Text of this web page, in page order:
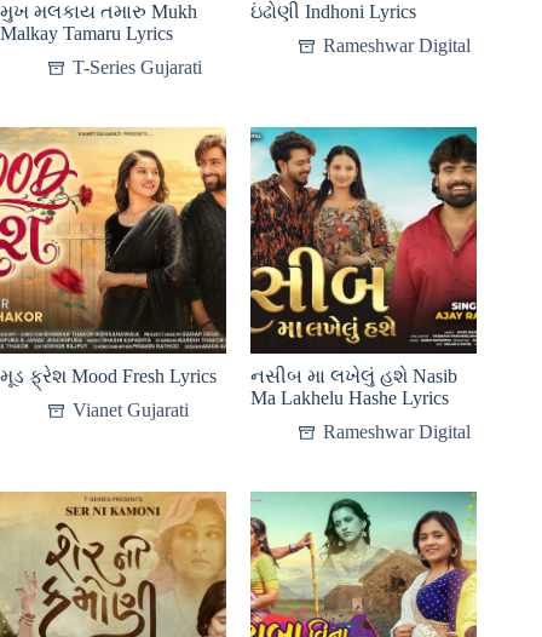
મુખ મલકાય તમારુ Mukh
Malkay Tamaru Lyrics
T-Series Gujarati
ઇંઢોણી Indhoni Lyrics
Rameshwar Digital
મૂડ ફ્રેશ Mood Fresh Lyrics
Vianet Gujarati
નસીબ મા લખેલું હશે Nasib
Ma Lakhelu Hashe Lyrics
Rameshwar Digital